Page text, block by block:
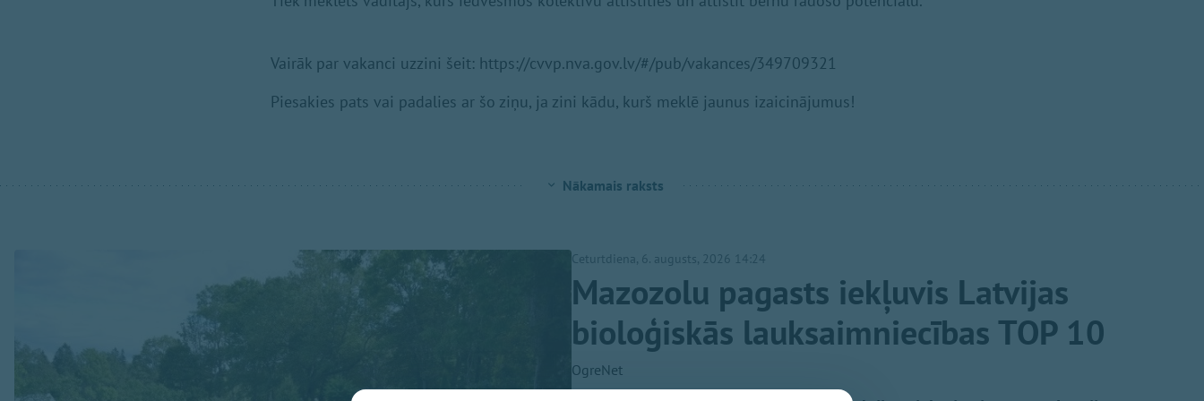
Vairāk par vakanci uzzini šeit: https://cvvp.nva.gov.lv/#/pub/vakances/349709321
Piesakies pats vai padalies ar šo ziņu, ja zini kādu, kurš meklē jaunus izaicinājumus!
Nākamais raksts
Ceturtdiena, 6. augusts, 2026 14:24
Mazozolu pagasts iekļuvis Latvijas
bioloģiskās lauksaimniecības TOP 10
OgreNet